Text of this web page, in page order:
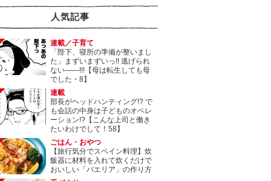
人気記事
連載／子育て
「陛下、寝所の準備が整いまし
た」まずいまずいっ!! 逃げられ
ない――!!!【母は転生しても母
でした・8】
連載
部長がヘッドハンティング!? で
も会話の中身は子どものオペレ
ーション!?【こんな上司と働き
たいわけでして！58】
ごはん・おやつ
【旅行気分でスペイン料理】炊
飯器に材料を入れて炊くだけで
おいしい「パエリア」の作り方